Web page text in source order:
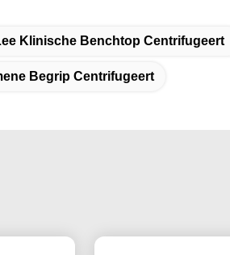
Klinische Benchtop Centrifugeert
Begrip Centrifugeert